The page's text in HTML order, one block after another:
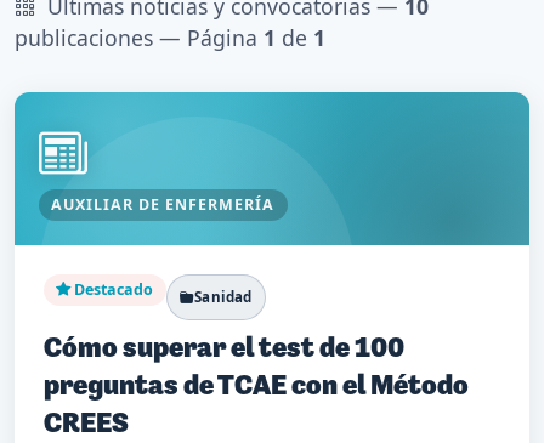
publicaciones — Página 1 de 1
AUXILIAR DE ENFERMERÍA
Destacado Sanidad
Cómo superar el test de 100
preguntas de TCAE con el Método
CREES